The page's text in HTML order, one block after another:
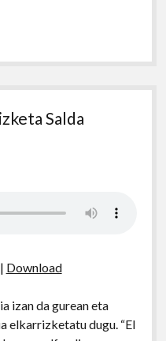
Salda
Download
izan da gurean eta
elkarrizketatu dugu. “El